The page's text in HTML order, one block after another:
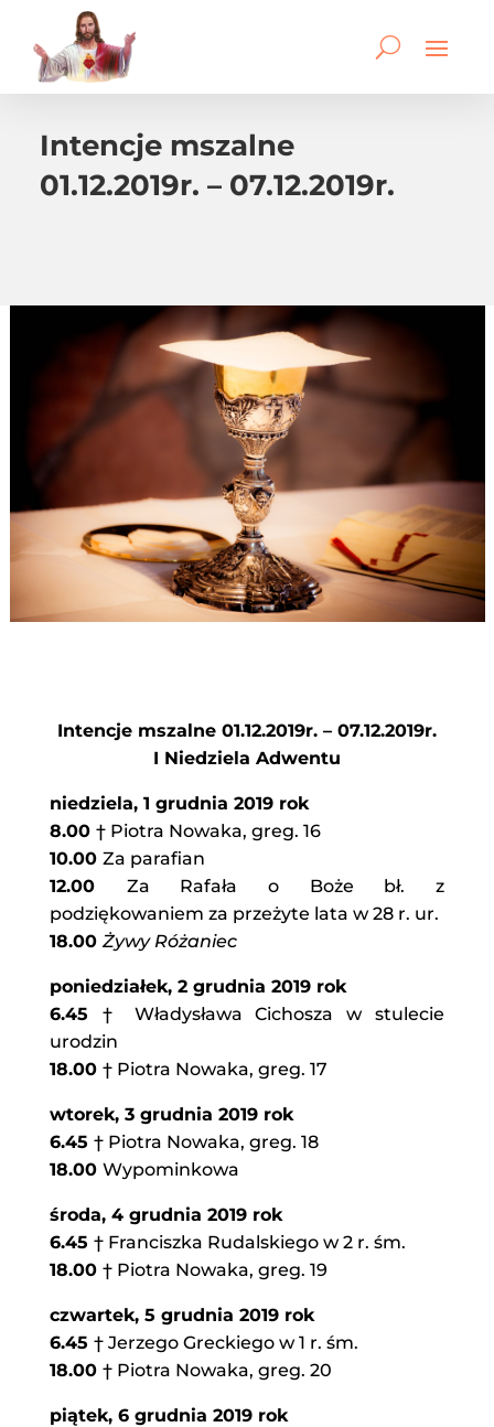
Intencje mszalne
01.12.2019r. – 07.12.2019r.
Intencje mszalne 01.12.2019r. – 07.12.2019r.
I Niedziela Adwentu
niedziela, 1 grudnia 2019 rok
8.00 † Piotra Nowaka, greg. 16
10.00 Za parafian
12.00 Za Rafała o Boże bł. z
podziękowaniem za przeżyte lata w 28 r. ur.
18.00 Żywy Różaniec
poniedziałek, 2 grudnia 2019 rok
6.45 † Władysława Cichosza w stulecie
urodzin
18.00 † Piotra Nowaka, greg. 17
wtorek, 3 grudnia 2019 rok
6.45 † Piotra Nowaka, greg. 18
18.00 Wypominkowa
środa, 4 grudnia 2019 rok
6.45 † Franciszka Rudalskiego w 2 r. śm.
18.00 † Piotra Nowaka, greg. 19
czwartek, 5 grudnia 2019 rok
6.45 † Jerzego Greckiego w 1 r. śm.
18.00 † Piotra Nowaka, greg. 20
piątek, 6 grudnia 2019 rok